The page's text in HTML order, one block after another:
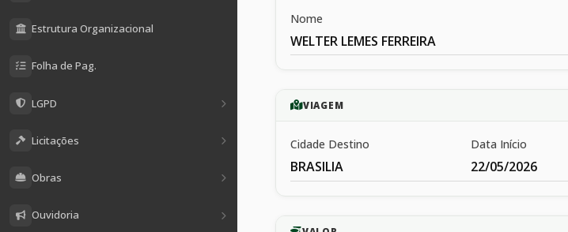
Estrutura Organizacional
Folha de Pag.
LGPD
Licitações
Obras
Ouvidoria
Nome
WELTER LEMES FERREIRA
VIAGEM
Cidade Destino
BRASILIA
Data Início
22/05/2026